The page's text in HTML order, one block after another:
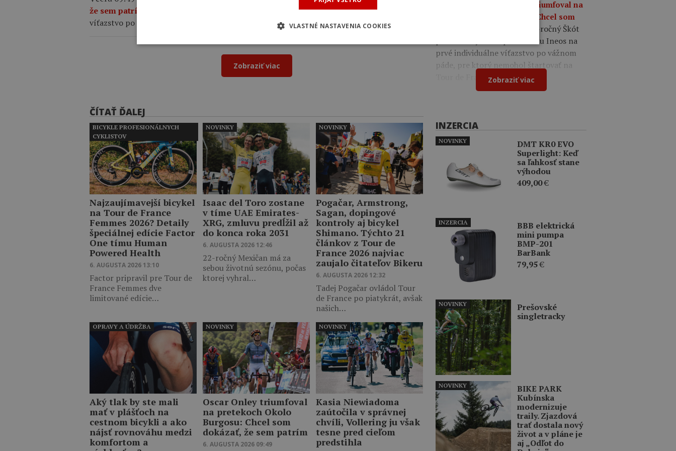
že sem patrím.
23-ročný Škót premenil výbornú prácu tímu Ineos na prvé individuálne
víťazstvo po vážnom páde, pre ktorý nemohol štartovať na Tour de France.
Zobraziť viac
ČÍTAŤ ĎALEJ
Najzaujímavejší bicykel
na Tour de France
Femmes 2026? Detaily
špeciálnej edície Factor
One tímu Human
Powered Health
6. AUGUSTA 2026 13:10
Factor pripravil pre Tour de
France Femmes dve
limitované edície…
BICYKLE PROFESIONÁLNYCH
CYKLISTOV
Isaac del Toro zostane
v tíme UAE Emirates-
XRG, zmluvu predĺžil až
do konca roka 2031
6. AUGUSTA 2026 12:46
22-ročný Mexičan má za
sebou životnú sezónu, počas
ktorej vyhral…
NOVINKY
Pogačar, Armstrong,
Sagan, dopingové
kontroly aj bicykel
Shimano. Týchto 21
článkov z Tour de
France 2026 najviac
zaujalo čitateľov Bikeru
6. AUGUSTA 2026 12:32
Tadej Pogačar ovládol Tour
de France po piatykrát, avšak
našich…
NOVINKY
Aký tlak by ste mali
mať v plášťoch na
cestnom bicykli a ako
nájsť rovnováhu medzi
komfortom a
OPRAVY A ÚDRŽBA
Oscar Onley triumfoval
na pretekoch Okolo
Burgosu: Chcel som
dokázať, že sem patrím
6. AUGUSTA 2026 09:49
NOVINKY
Kasia Niewiadoma
zaútočila v správnej
chvíli, Vollering ju však
tesne pred cieľom
predstihla
NOVINKY
Oscar Onley triumfoval na
pretekoch Okolo Burgosu: Chcel som
23-ročný Škót
premenil výbornú prácu tímu Ineos na
prvé individuálne víťazstvo po vážnom
páde, pre ktorý nemohol štartovať na
Tour de France.Zobraziť viac
INZERCIA
DMT KR0 EVO
Superlight: Keď
sa ľahkosť stane
výhodou
409,00€
NOVINKY
BBB elektrická
mini pumpa
BMP-201
BarBank
79,95€
INZERCIA
Prešovské
singletracky
NOVINKY
BIKE PARK
Kubínska
modernizuje
traily. Zjazdová
trať dostala nový
život a v pláne je
aj „Odľot do
NOVINKY
VLASTNÉ NASTAVENIA COOKIES